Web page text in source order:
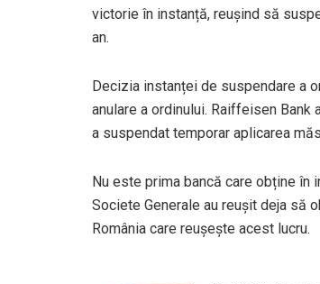
victorie în instanță, reușind să
an.
Decizia instanței de suspendare a
anulare a ordinului. Raiffeisen
a suspendat temporar aplicarea
Nu este prima bancă care obține în
Societe Generale au reușit deja să
România care reușește acest lucru.